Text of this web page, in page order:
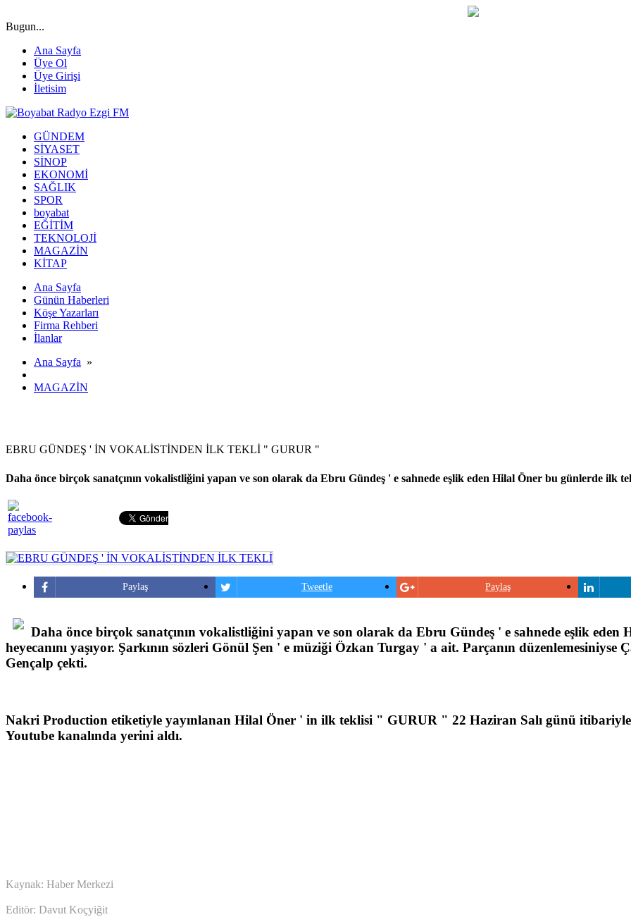
Bugun...
Ana Sayfa
Üye Ol
Üye Girişi
İletisim
GÜNDEM
SİYASET
SİNOP
EKONOMİ
SAĞLIK
SPOR
boyabat
EĞİTİM
TEKNOLOJİ
MAGAZİN
KİTAP
Ana Sayfa
Günün Haberleri
Köşe Yazarları
Firma Rehberi
İlanlar
Ana Sayfa »
MAGAZİN
EBRU GÜNDEŞ ' İN VOKALİSTİNDEN İLK TEKLİ " GURUR "
Daha önce birçok sanatçının vokalistliğini yapan ve son olarak da Ebru Gündeş ' e sahnede eşlik eden Hilal Öner bu günlerde ilk
Paylaş Tweetle Paylaş
Daha önce birçok sanatçının vokalistliğini yapan ve son olarak da Ebru Gündeş ' e sahnede eşlik
heyecanını yaşıyor. Şarkının sözleri Gönül Şen ' e müziği Özkan Turgay ' a ait. Parçanın
Gençalp çekti.
Nakri Production etiketiyle yayınlanan Hilal Öner ' in ilk teklisi " GURUR " 22 Haziran Salı günü
Youtube kanalında yerini aldı.
Kaynak: Haber Merkezi
Editör: Davut Koçyiğit